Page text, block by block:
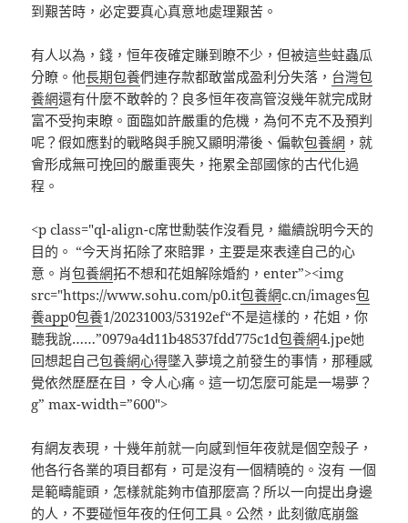
到艱苦時，必定要真心真意地處理艱苦。
有人以為，錢，恒年夜確定賺到瞭不少，但被這些蛀蟲瓜
分瞭。他長期包養們連存款都敢當成盈利分失落， 台灣包
養網還有什麼不敢幹的？良多恒年夜高管沒幾年就完成財
富不受拘束瞭。面臨如許嚴重的危機，為何不克不及預判
呢？假如應對的戰略與手腕又顯明滯後、偏軟包養網 ，就
會形成無可挽回的嚴重喪失，拖累全部國傢的古代化過
程。
<p class="ql-align-c席世勳裝作沒看見，繼續說明今天的
目的。 “今天肖拓除了來賠罪，主要是來表達自己的心
意。肖包養網拓不想和花姐解除婚約，enter”><img
src="https://www.sohu.com/p0.it包養網c.cn/images包
養app0包養1/20231003/53192ef“不是這樣的，花姐，你
聽我說……”0979a4d11b48537fdd775c1d包養網4.jpe她
回想起自己包養網心得墜入夢境之前發生的事情，那種感
覺依然歷歷在目，令人心痛。這一切怎麼可能是一場夢？
g” max-width=”600″>
有網友表現，十幾年前就一向感到恒年夜就是個空殼子，
他各行各業的項目都有，可是沒有一個精曉的。沒有 一個
是範疇龍頭，怎樣就能夠市值那麼高？所以一向提出身邊
的人，不要碰恒年夜的任何工具。公然，此刻徹底崩盤